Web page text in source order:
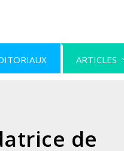
ARTICLES
de